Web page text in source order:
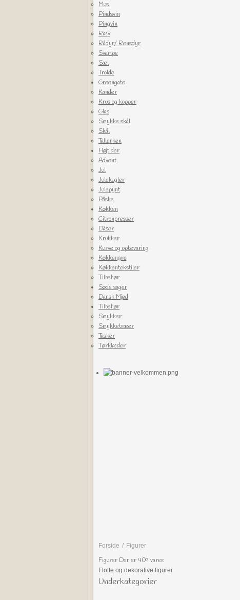
Mus
Pindsvin
Pingvin
Ræv
Rådyr/ Rensdyr
Svampe
Sæl
Trolde
Greengate
Kander
Krus og kopper
Glas
Smykke skål
Skål
Tallerken
Højtider
Advent
Jul
Julekugler
Julepynt
Påske
Køkken
Citronpresser
Dåser
Krukker
Kurve og opbevaring
Køkkengrej
Køkkentekstiler
Tilbehør
Søde sager
Dansk Mjød
Tilbehør
Smykker
Smykketræer
Tasker
Tørklæder
Forside / Figurer
Figurer Der er409 varer.
Flotte og dekorative figurer
Underkategorier